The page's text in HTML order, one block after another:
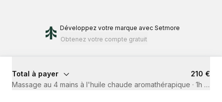
Développez votre marque avec Setmore
Obtenez votre compte gratuit
Total à payer
210 €
Massage au 4 mains à l'huile chaude aromathérapique · 1h